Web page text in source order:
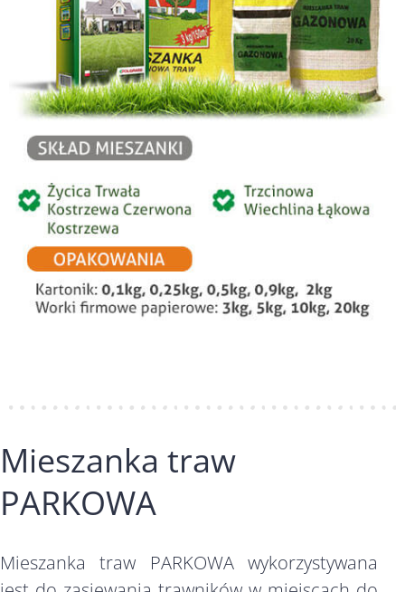
Mieszanka traw
PARKOWA
Mieszanka traw PARKOWA wykorzystywana